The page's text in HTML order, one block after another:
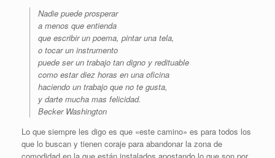
Nadie puede prosperar
a menos que entienda
que escribir un poema, pintar una tela,
o tocar un instrumento
puede ser un trabajo tan digno y redituable
como estar diez horas en una oficina
haciendo un trabajo que no te gusta,
y darte mucha mas felicidad.
Becker Washington
Lo que siempre les digo es que «este camino» es para todos los
que lo buscan y tienen coraje para abandonar la zona de